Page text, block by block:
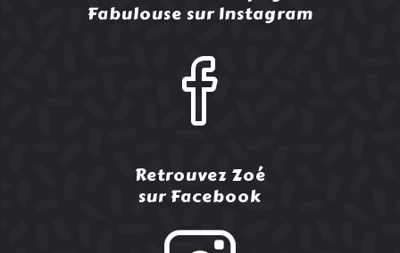
Fabulouse sur Instagram
Retrouvez Zoé
sur Facebook